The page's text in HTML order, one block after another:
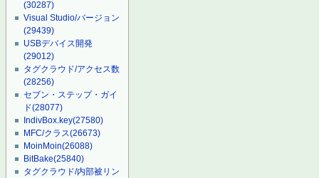
(30287)
Visual Studio/バージョン
(29439)
USBデバイス開発
(29012)
タグクラウド/アクセス数
(28256)
セブン・ステップ・ガイ
ド(28077)
IndivBox.key(27580)
MFC/クラス(26673)
MoinMoin(26088)
BitBake(25840)
タグクラウド/内部被リン